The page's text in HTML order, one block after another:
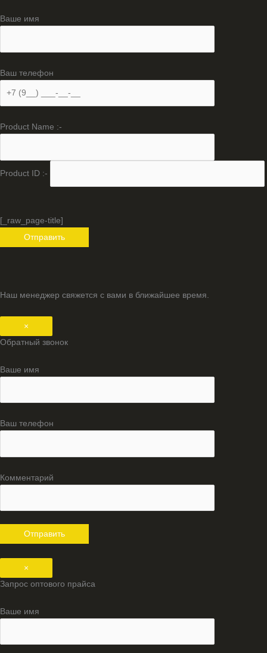
Ваше имя
Ваш телефон
Product Name :-
Product ID :-
[_raw_page-title]
Наш менеджер свяжется с вами в ближайшее время.
×
Обратный звонок
Ваше имя
Ваш телефон
Комментарий
×
Запрос оптового прайса
Ваше имя